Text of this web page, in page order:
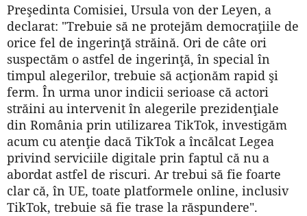
Preşedinta Comisiei, Ursula von der Leyen, a
declarat: "Trebuie să ne protejăm democraţiile de
orice fel de ingerinţă străină. Ori de câte ori
suspectăm o astfel de ingerinţă, în special în
timpul alegerilor, trebuie să acţionăm rapid şi
ferm. În urma unor indicii serioase că actori
străini au intervenit în alegerile prezidenţiale
din România prin utilizarea TikTok, investigăm
acum cu atenţie dacă TikTok a încălcat Legea
privind serviciile digitale prin faptul că nu a
abordat astfel de riscuri. Ar trebui să fie foarte
clar că, în UE, toate platformele online, inclusiv
TikTok, trebuie să fie trase la răspundere".